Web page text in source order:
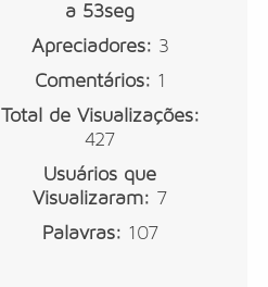
a 53seg
Apreciadores: 3
Comentários: 1
Total de Visualizações:
427
Usuários que
Visualizaram: 7
Palavras: 107